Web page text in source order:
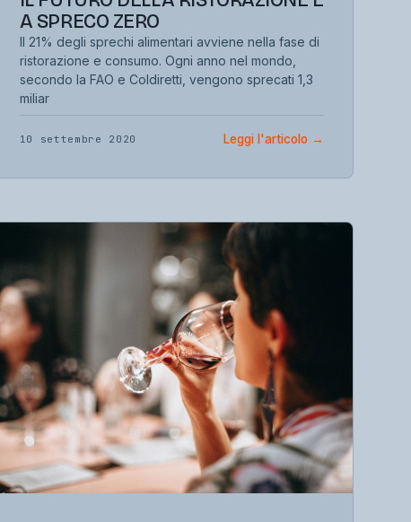
A SPRECO ZERO
Il 21% degli sprechi alimentari avviene nella fase di
ristorazione e consumo. Ogni anno nel mondo,
secondo la FAO e Coldiretti, vengono sprecati 1,3
miliar
10 settembre 2020 Leggi l'articolo →